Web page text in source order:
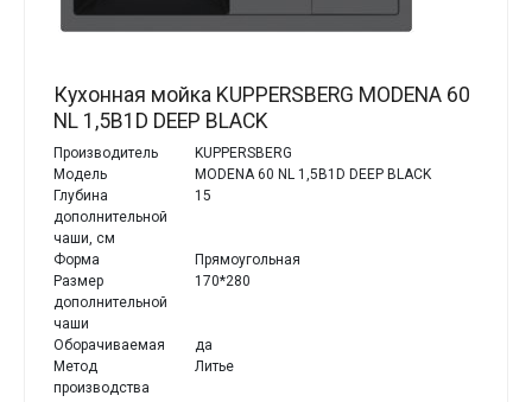
Кухонная мойка KUPPERSBERG MODENA 60
NL 1,5B1D DEEP BLACK
Производитель
KUPPERSBERG
Модель
MODENA 60 NL 1,5B1D DEEP BLACK
Глубина
дополнительной
чаши, см
15
Форма
Прямоугольная
Размер
дополнительной
чаши
170*280
Оборачиваемая
да
Метод
производства
Литье